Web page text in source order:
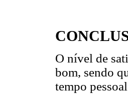
O nível de
bom, sendo
tempo